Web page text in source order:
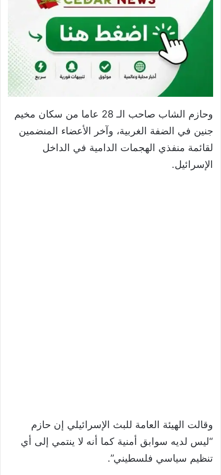
وحازم الشاب صاحب الـ 28 عاما من سكان مخيم
جنين في الضفة الغربية، وآخر الأعضاء المنضمين
لقائمة منفذي الهجمات الدامية في الداخل
الإسرائيل.
وقالت الهيئة العامة للبث الإسرائيلي إن حازم
“ليس لديه سوابق أمنية كما أنه لا ينتمي إلى أي
تنظيم سياسي فلسطيني”.